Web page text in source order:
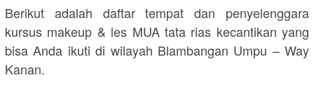
Berikut adalah daftar tempat dan penyelenggara
kursus makeup & les MUA tata rias kecantikan yang
bisa Anda ikuti di wilayah Blambangan Umpu – Way
Kanan.